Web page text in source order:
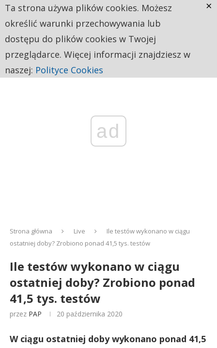
ad
Strona główna Live
Ile testów wykonano w ciągu
ostatniej doby? Zrobiono ponad 41,5 tys. testów
Ile testów wykonano w ciągu
ostatniej doby? Zrobiono ponad
41,5 tys. testów
przez PAP 20 października 2020
W ciągu ostatniej doby wykonano ponad 41,5
Ta strona używa plików cookies. Możesz
określić warunki przechowywania lub
dostępu do plików cookies w Twojej
przeglądarce. Więcej informacji znajdziesz w
naszej: Polityce Cookies
×